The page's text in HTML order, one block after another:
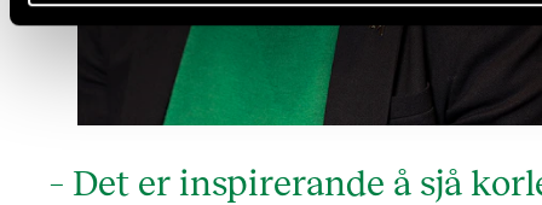
– Det er inspirerande å sjå